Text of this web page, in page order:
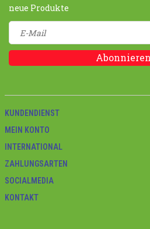
neue Produkte
Abonnieren
KUNDENDIENST
MEIN KONTO
INTERNATIONAL
ZAHLUNGSARTEN
SOCIALMEDIA
KONTAKT